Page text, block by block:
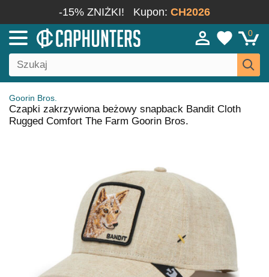
-15% ZNIŻKI! Kupon: CH2026
0
Goorin Bros.
Czapki zakrzywiona beżowy snapback Bandit Cloth
Rugged Comfort The Farm Goorin Bros.